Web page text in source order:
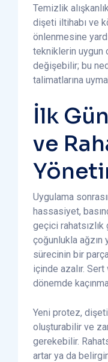
Temizlik
dişeti iltihabı ve
önlenmesine
tekniklerin uygun
değişebilir; bu
talimatlarına
İlk
ve
Uygulama
hassasiyet,
geçici
çoğunlukla ağzın
sürecinin bir
içinde azalır. Sert
dönemde
Yeni protez,
oluşturabilir ve
gerekebilir.
artar ya da